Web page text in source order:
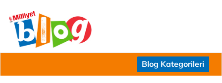
Blog Kategorileri